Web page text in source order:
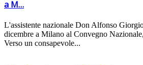
a M…
L'assistente nazionale Don Alfonso
dicembre a Milano al Convegno
Verso un consapevole...